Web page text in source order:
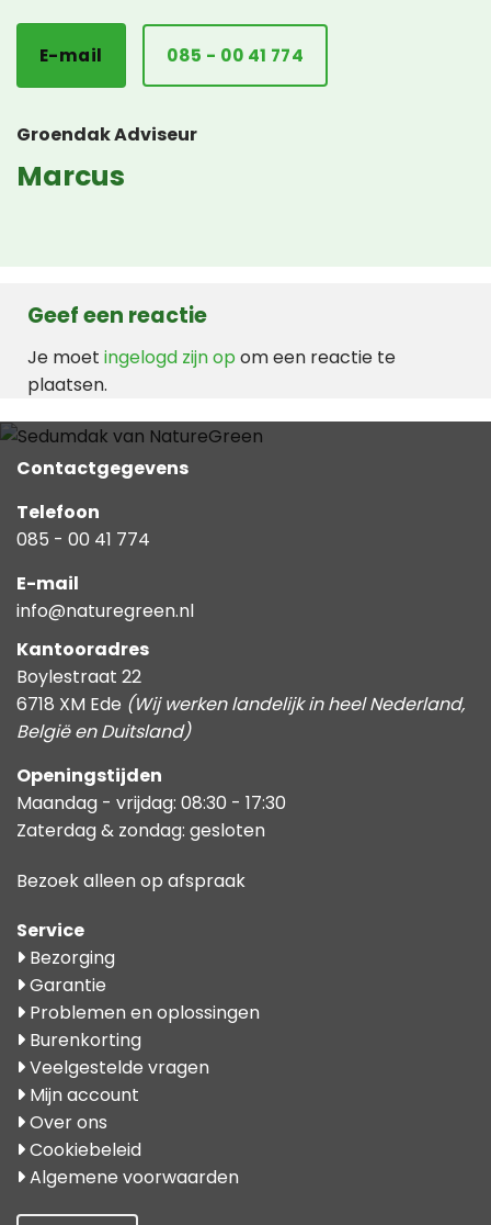
E-mail 085 - 00 41 774
Groendak Adviseur
Marcus
Geef een reactie
Je moet ingelogd zijn op om een reactie te
plaatsen.
Contactgegevens
Telefoon
085 - 00 41 774
E-mail
info@naturegreen.nl
Kantooradres
Boylestraat 22
6718 XM Ede (Wij werken landelijk in heel Nederland,
België en Duitsland)
Openingstijden
Maandag - vrijdag: 08:30 - 17:30
Zaterdag & zondag: gesloten
Bezoek alleen op afspraak
Service
Bezorging
Garantie
Problemen en oplossingen
Burenkorting
Veelgestelde vragen
Mijn account
Over ons
Cookiebeleid
Algemene voorwaarden